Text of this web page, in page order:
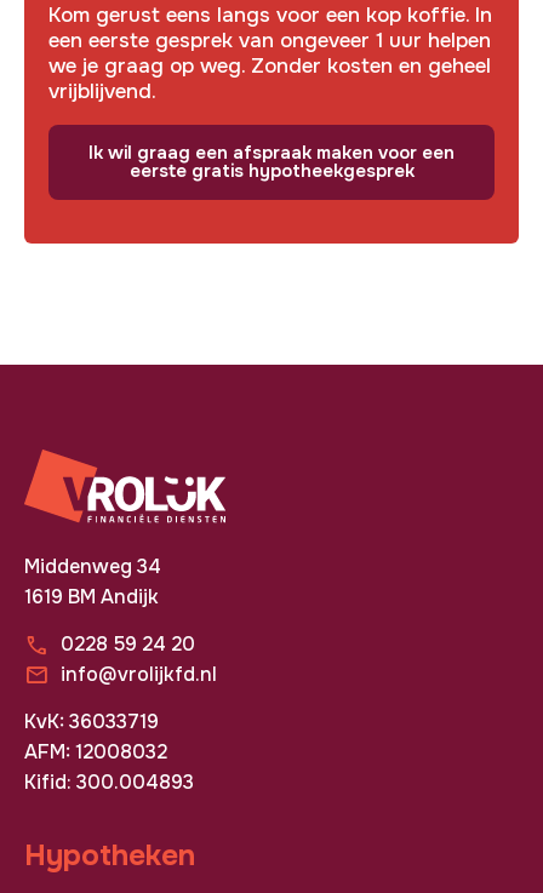
Kom gerust eens langs voor een kop koffie. In
een eerste gesprek van ongeveer 1 uur helpen
we je graag op weg. Zonder kosten en geheel
vrijblijvend.
Ik wil graag een afspraak maken voor een
eerste gratis hypotheekgesprek
Middenweg 34
1619 BM Andijk
0228 59 24 20
info@vrolijkfd.nl
KvK: 36033719
AFM: 12008032
Kifid: 300.004893
Hypotheken